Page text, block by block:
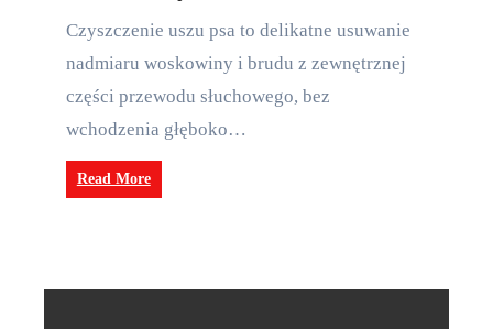
Czyszczenie uszu psa to delikatne usuwanie
nadmiaru woskowiny i brudu z zewnętrznej
części przewodu słuchowego, bez
wchodzenia głęboko…
Read More